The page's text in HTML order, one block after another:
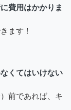
費用はかかりま
ます！
くてはいけない
前であれば、キ